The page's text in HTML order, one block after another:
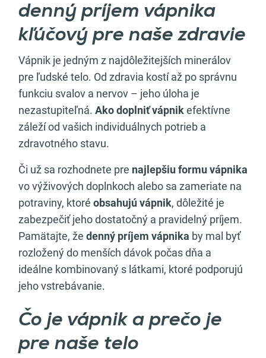
denný príjem vápnika
kľúčový pre naše zdravie
Vápnik je jedným z najdôležitejších minerálov
pre ľudské telo. Od zdravia kostí až po správnu
funkciu svalov a nervov – jeho úloha je
nezastupiteľná. Ako doplniť vápnikefektívne
záleží od vašich individuálnych potrieb a
zdravotného stavu.
Či už sa rozhodnete pre najlepšiu formu vápnika
vo výživových doplnkoch alebo sa zameriate na
potraviny, ktoré obsahujú vápnik, dôležité je
zabezpečiť jeho dostatočný a pravidelný príjem.
Pamätajte, že denný príjem vápnika by mal byť
rozložený do menších dávok počas dňa a
ideálne kombinovaný s látkami, ktoré podporujú
jeho vstrebávanie.
Čo je vápnik a prečo je
pre naše telo